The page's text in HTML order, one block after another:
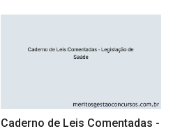
Caderno de Leis Comentadas -